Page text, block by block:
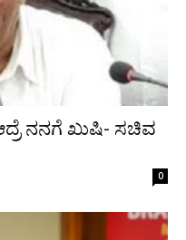
ನನಗೆ ಖುಷಿ- ಸಚಿವ
0